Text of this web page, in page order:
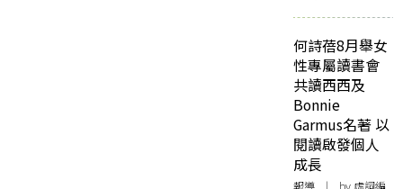
何詩蓓8月舉女
性專屬讀書會
共讀西西及
Bonnie
Garmus名著 以
閱讀啟發個人
成長